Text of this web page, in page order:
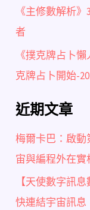
《主修數解析
者
《撲克牌占卜
克牌占卜開始-
近期文章
梅爾卡巴：啟動
宙與編程外在實
【天使數字訊
快連結宇宙訊